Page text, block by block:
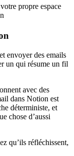
propre espace
envoyer des emails
un qui résume un fil
avec des
dans Notion est
déterministe, et
chose d’aussi
qu’ils réfléchissent,